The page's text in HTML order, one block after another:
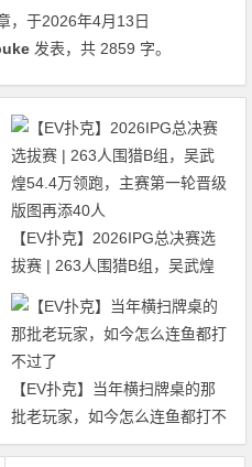
，于2026年4月13日
发表，共 2859 字。
【EV扑克】2026IPG总决赛选
拔赛 | 263人围猎B组，吴武煌
54.4万领跑，主赛第一轮晋级版
【EV扑克】当年横扫牌桌的那
批老玩家，如今怎么连鱼都打不
过了